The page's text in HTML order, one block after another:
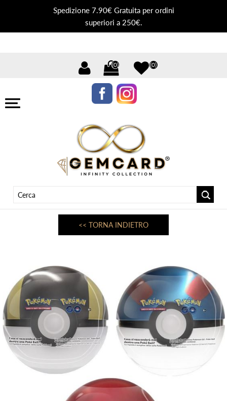
Spedizione 7.90€ Gratuita per ordini
superiori a 250€.
(0) (0)
<< TORNA INDIETRO